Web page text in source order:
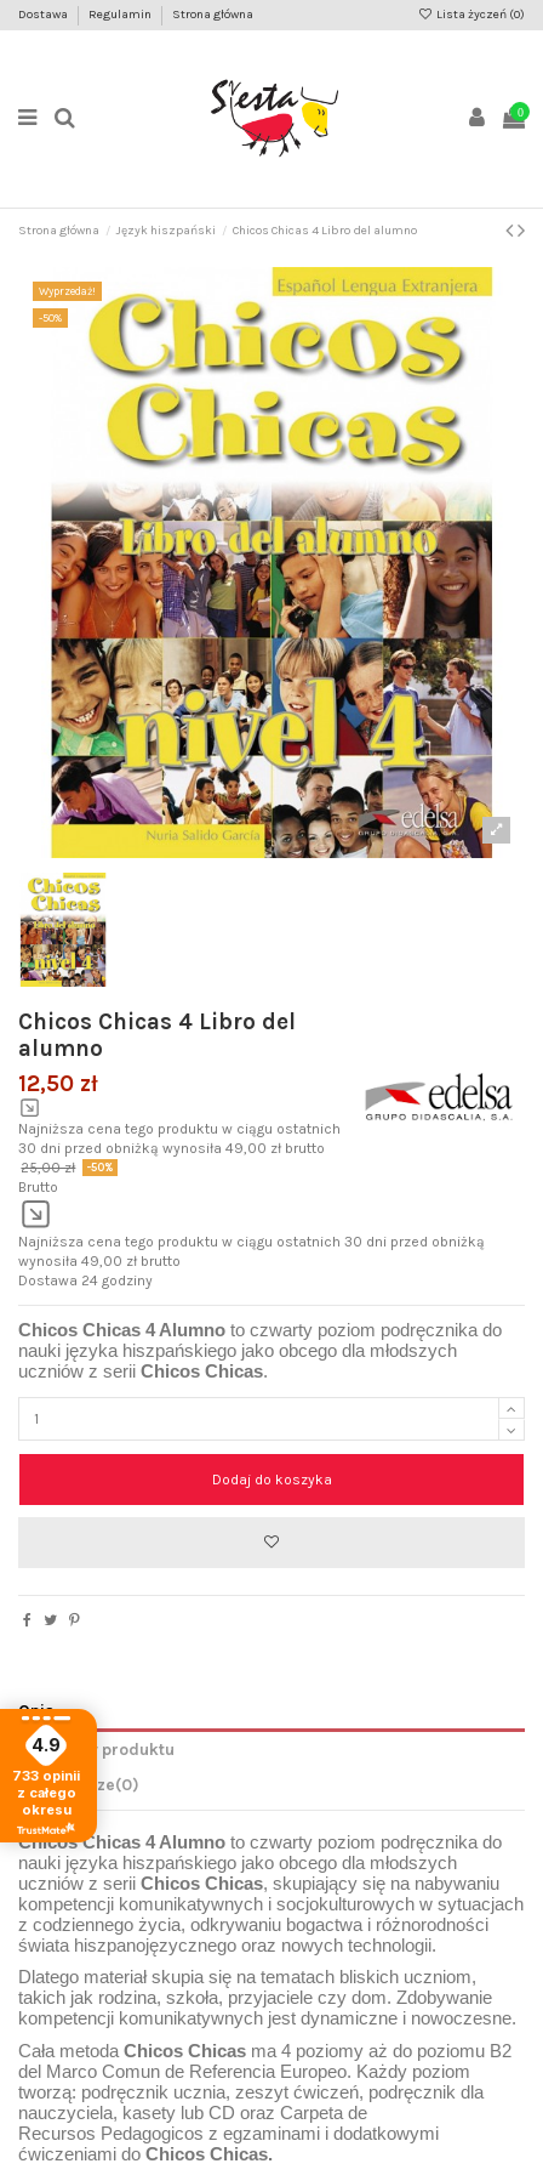
Dostawa Regulamin Strona główna Lista życzeń (0)
0
Strona główna Język hiszpański Chicos Chicas 4 Libro del alumno
Wyprzedaż!
-50%
Chicos Chicas 4 Libro del
alumno
12,50 zł
Najniższa cena tego produktu w ciągu ostatnich
30 dni przed obniżką wynosiła 49,00 zł brutto
25,00 zł
-50%
Brutto
Najniższa cena tego produktu w ciągu ostatnich 30 dni przed obniżką
wynosiła 49,00 zł brutto
Dostawa 24 godziny
Chicos Chicas 4 Alumno to czwarty poziom podręcznika do
nauki języka hiszpańskiego jako obcego dla młodszych
uczniów z serii Chicos Chicas.
Dodaj do koszyka
Opis
Szczegóły produktu
Komentarze(0)
Chicos Chicas 4 Alumno to czwarty poziom podręcznika do
nauki języka hiszpańskiego jako obcego dla młodszych
uczniów z serii Chicos Chicas, skupiający się na nabywaniu
kompetencji komunikatywnych i socjokulturowych w sytuacjach
z codziennego życia, odkrywaniu bogactwa i różnorodności
świata hiszpanojęzycznego oraz nowych technologii.
Dlatego materiał skupia się na tematach bliskich uczniom,
takich jak rodzina, szkoła, przyjaciele czy dom. Zdobywanie
kompetencji komunikatywnych jest dynamiczne i nowoczesne.
Cała metoda Chicos Chicas ma 4 poziomy aż do poziomu B2
del Marco Comun de Referencia Europeo. Każdy poziom
tworzą: podręcznik ucznia, zeszyt ćwiczeń, podręcznik dla
nauczyciela, kasety lub CD oraz Carpeta de
Recursos Pedagogicos z egzaminami i dodatkowymi
ćwiczeniami do Chicos Chicas.
4.9
733 opinii
z całego
okresu